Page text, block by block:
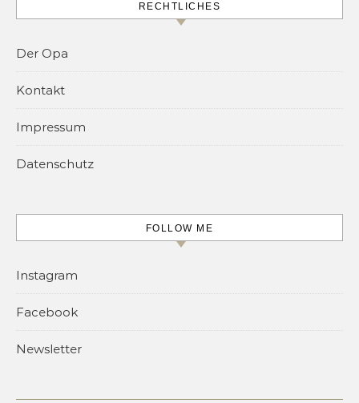
RECHTLICHES
Der Opa
Kontakt
Impressum
Datenschutz
FOLLOW ME
Instagram
Facebook
Newsletter